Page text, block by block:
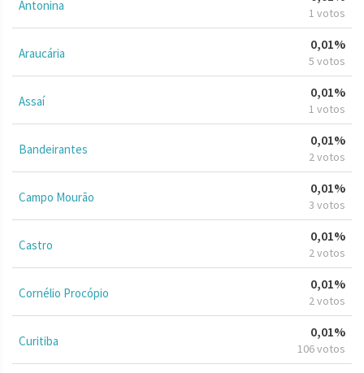
Antonina 1 votos
Araucária
0,01%
5 votos
Assaí
0,01%
1 votos
Bandeirantes
0,01%
2 votos
Campo Mourão
0,01%
3 votos
Castro
0,01%
2 votos
Cornélio Procópio
0,01%
2 votos
Curitiba
0,01%
106 votos